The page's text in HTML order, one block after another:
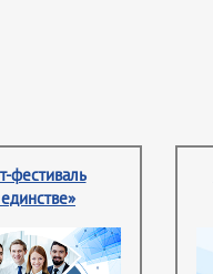
фестиваль